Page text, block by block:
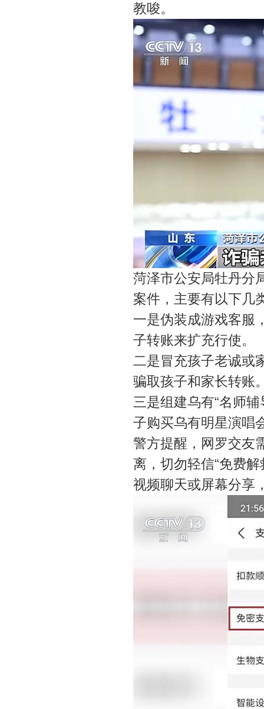
教唆。
菏泽市公安局牡丹分
案件，主要有以下几
一是伪装成游戏客服
子转账来扩充行使。
二是冒充孩子老诚或
骗取孩子和家长转账
三是组建乌有“名师
子购买乌有明星演唱
警方提醒，网罗交友
离，切勿轻信“免费
视频聊天或屏幕分享